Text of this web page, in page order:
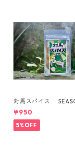
対馬スパイス
OR DEER
¥950
5%OFF